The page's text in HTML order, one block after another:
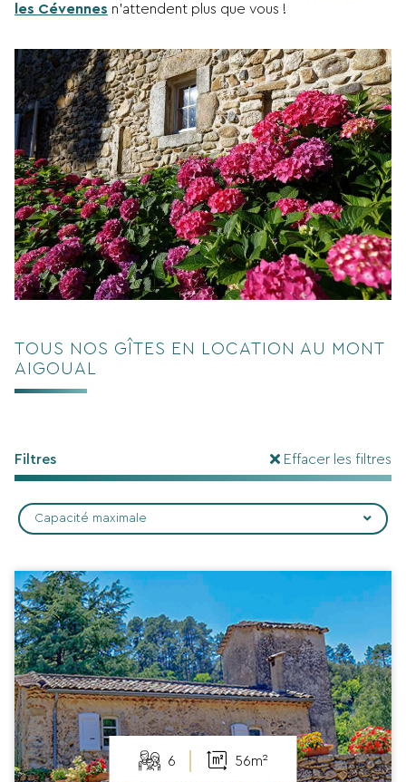
les Cévennes n’attendent plus que vous !
TOUS NOS GÎTES EN LOCATION AU MONT
AIGOUAL
Filtres Effacer les filtres
Capacité maximale
6 56m²